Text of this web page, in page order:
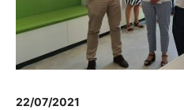
22/07/2021